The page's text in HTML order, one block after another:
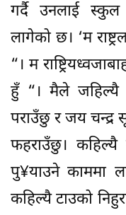
गर्दै उनलाई
लागेको छ। ‘म
“। म
हुँ “। मैले जहिल्यै
पराउँछु र जय चन्द्र
फहराउँछु। कहिल्यै
पु¥याउने काममा
कहिल्यै टाउको